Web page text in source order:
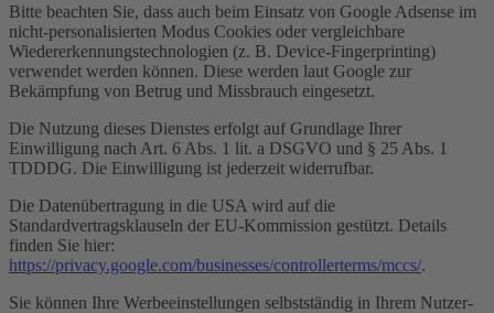
Bitte beachten Sie, dass auch beim Einsatz von Google Adsense im
nicht-personalisierten Modus Cookies oder vergleichbare
Wiedererkennungstechnologien (z. B. Device-Fingerprinting)
verwendet werden können. Diese werden laut Google zur
Bekämpfung von Betrug und Missbrauch eingesetzt.
Die Nutzung dieses Dienstes erfolgt auf Grundlage Ihrer
Einwilligung nach Art. 6 Abs. 1 lit. a DSGVO und § 25 Abs. 1
TDDDG. Die Einwilligung ist jederzeit widerrufbar.
Die Datenübertragung in die USA wird auf die
Standardvertragsklauseln der EU-Kommission gestützt. Details
finden Sie hier:
https://privacy.google.com/businesses/controllerterms/mccs/.
Sie können Ihre Werbeeinstellungen selbstständig in Ihrem Nutzer-